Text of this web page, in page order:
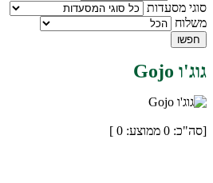
סוגי מסעדות
משלוח
חפשו
גוג'ו Gojo
[סה"כ: 0 ממוצע: 0
]